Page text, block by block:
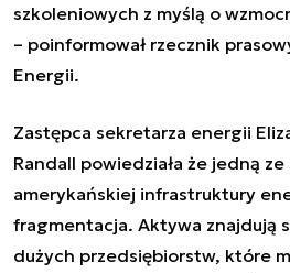
szkoleniowych z myślą o
– poinformował rzecznik
Energii.
Zastępca sekretarza energii
Randall powiedziała że jedną ze
amerykańskiej infrastruktury
fragmentacja. Aktywa znajdują
dużych przedsiębiorstw, które